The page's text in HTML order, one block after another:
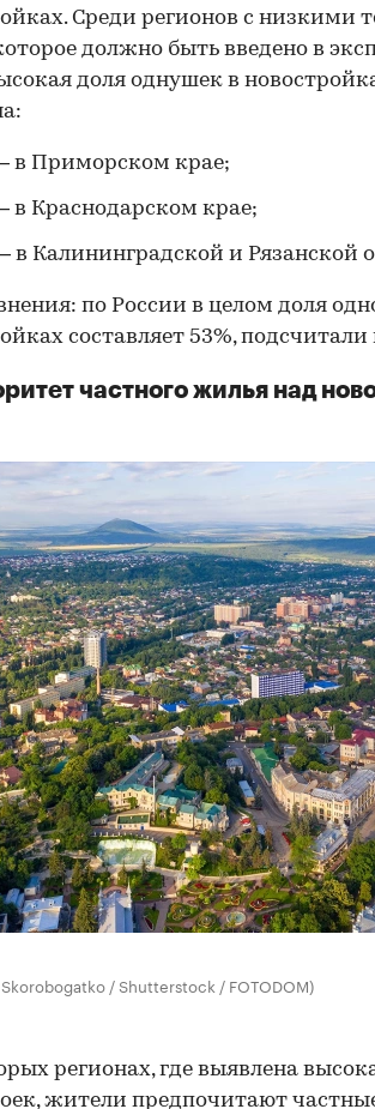
Среди регионов с низкими
должно быть введено в
доля однушек в
в Приморском крае;
в Краснодарском крае;
в Калининградской и Рязанской
по России в целом доля
составляет 53%,
частного жилья над
/ Shutterstock / FOTODOM)
регионах, где выявлена
жители предпочитают